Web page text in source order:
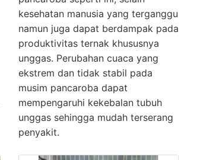
kesehatan manusia yang terganggu
namun juga dapat berdampak pada
produktivitas ternak khususnya
unggas. Perubahan cuaca yang
ekstrem dan tidak stabil pada
musim pancaroba dapat
mempengaruhi kekebalan tubuh
unggas sehingga mudah terserang
penyakit.